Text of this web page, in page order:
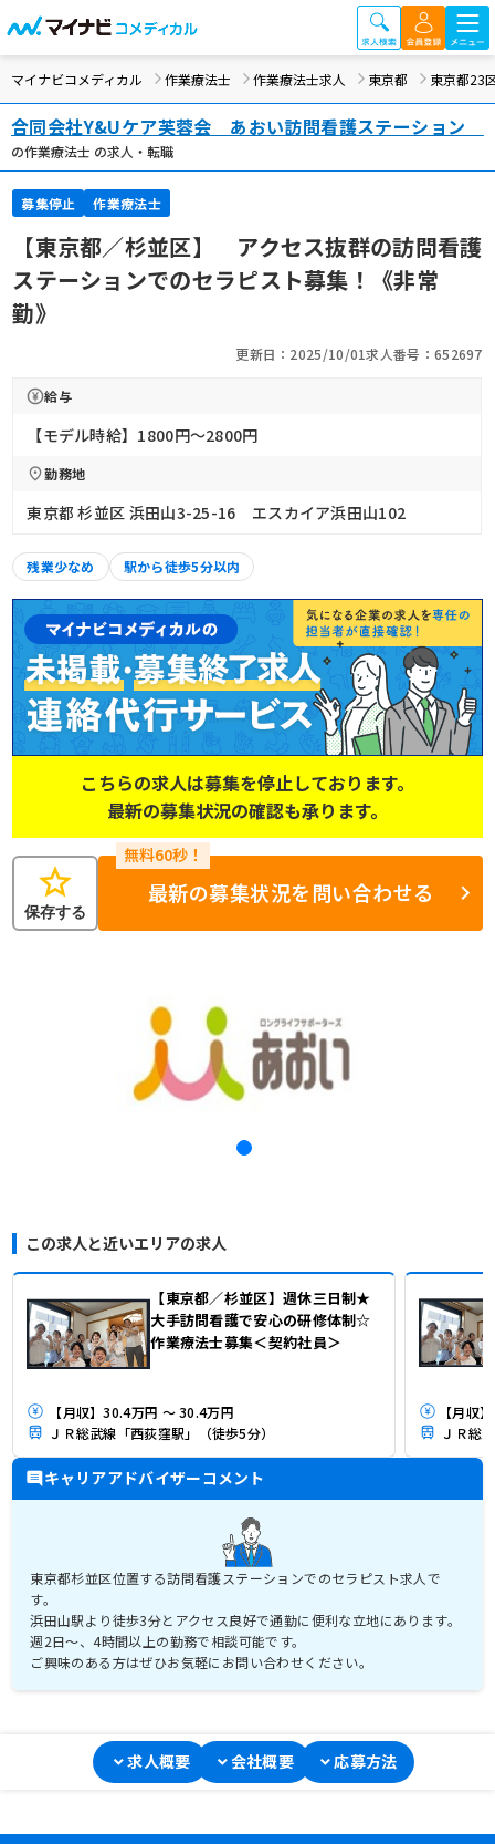
マイナビコメディカル 作業療法士 作業療法士求人 東京都 東京都23
合同会社Y&Uケア芙蓉会 あおい訪問看護ステーション
の作業療法士 の求人・転職
募集停止 作業療法士
【東京都／杉並区】 アクセス抜群の訪問看護
ステーションでのセラピスト募集！《非常
勤》
更新日：2025/10/01求人番号：652697
給与
【モデル時給】1800円〜2800円
勤務地
東京都 杉並区 浜田山3-25-16 エスカイア浜田山102
残業少なめ 駅から徒歩5分以内
こちらの求人は募集を停止しております。
最新の募集状況の確認も承ります。
star
保存する
最新の募集状況を問い合わせる
この求人と近いエリアの求人
【東京都／杉並区】週休三日制★
大手訪問看護で安心の研修体制☆
作業療法士募集＜契約社員＞
【月収】30.4万円 ～ 30.4万円
ＪＲ総武線「西荻窪駅」（徒歩5分）
ＪＲ総
キャリアアドバイザーコメント
東京都杉並区位置する訪問看護ステーションでのセラピスト求人で
す。
浜田山駅より徒歩3分とアクセス良好で通勤に便利な立地にあります。
週2日～、4時間以上の勤務で相談可能です。
ご興味のある方はぜひお気軽にお問い合わせください。
求人概要 会社概要 応募方法